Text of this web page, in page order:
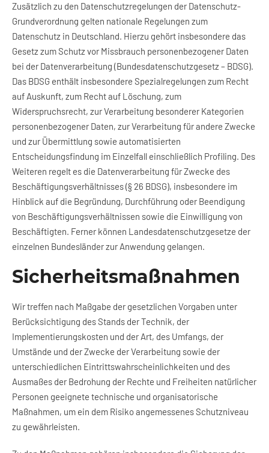
Zusätzlich zu den Datenschutzregelungen der Datenschutz-
Grundverordnung gelten nationale Regelungen zum
Datenschutz in Deutschland. Hierzu gehört insbesondere das
Gesetz zum Schutz vor Missbrauch personenbezogener Daten
bei der Datenverarbeitung (Bundesdatenschutzgesetz – BDSG).
Das BDSG enthält insbesondere Spezialregelungen zum Recht
auf Auskunft, zum Recht auf Löschung, zum
Widerspruchsrecht, zur Verarbeitung besonderer Kategorien
personenbezogener Daten, zur Verarbeitung für andere Zwecke
und zur Übermittlung sowie automatisierten
Entscheidungsfindung im Einzelfall einschließlich Profiling. Des
Weiteren regelt es die Datenverarbeitung für Zwecke des
Beschäftigungsverhältnisses (§ 26 BDSG), insbesondere im
Hinblick auf die Begründung, Durchführung oder Beendigung
von Beschäftigungsverhältnissen sowie die Einwilligung von
Beschäftigten. Ferner können Landesdatenschutzgesetze der
einzelnen Bundesländer zur Anwendung gelangen.
Sicherheitsmaßnahmen
Wir treffen nach Maßgabe der gesetzlichen Vorgaben unter
Berücksichtigung des Stands der Technik, der
Implementierungskosten und der Art, des Umfangs, der
Umstände und der Zwecke der Verarbeitung sowie der
unterschiedlichen Eintrittswahrscheinlichkeiten und des
Ausmaßes der Bedrohung der Rechte und Freiheiten natürlicher
Personen geeignete technische und organisatorische
Maßnahmen, um ein dem Risiko angemessenes Schutzniveau
zu gewährleisten.